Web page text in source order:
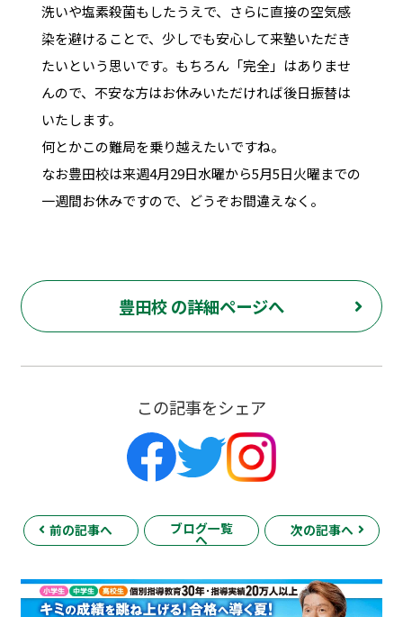
洗いや塩素殺菌もしたうえで、さらに直接の空気感
染を避けることで、少しでも安心して来塾いただき
たいという思いです。もちろん「完全」はありませ
んので、不安な方はお休みいただければ後日振替は
いたします。
何とかこの難局を乗り越えたいですね。
なお豊田校は来週4月29日水曜から5月5日火曜までの
一週間お休みですので、どうぞお間違えなく。
豊田校 の詳細ページへ
この記事をシェア
前の記事へ ブログ一覧
へ
次の記事へ